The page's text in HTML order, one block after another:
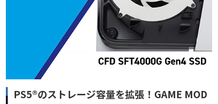
PS5®のストレージ容量を拡張！GAME MOD